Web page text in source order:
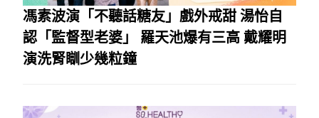
馮素波演「不聽話糖友」戲外戒甜 湯怡自
認「監督型老婆」 羅天池爆有三高 戴耀明
演洗腎瞓少幾粒鐘